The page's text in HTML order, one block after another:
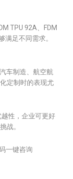
TPU 92A、FDM
满足不同需求。
车制造、航空航
定制时的表现尤
性，企业可更好
战。
一键咨询